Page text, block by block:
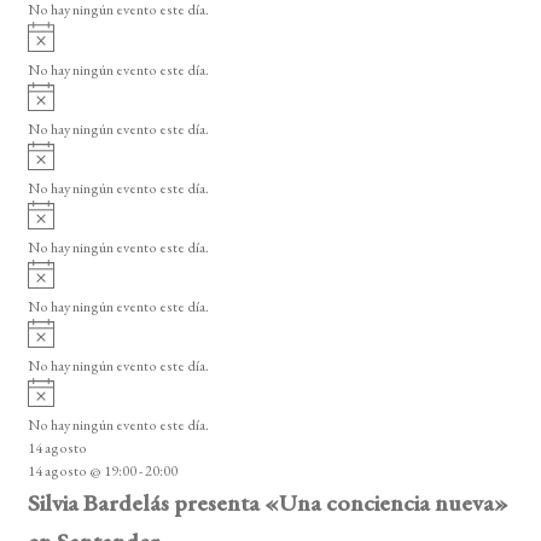
o
i
o
No hay ningún evento este día.
A
v
i
o
No hay ningún evento este día.
A
v
i
o
No hay ningún evento este día.
A
v
i
o
No hay ningún evento este día.
A
v
i
o
No hay ningún evento este día.
A
v
i
o
No hay ningún evento este día.
A
v
i
o
No hay ningún evento este día.
A
v
i
s
o
No hay ningún evento este día.
14 agosto
14 agosto @ 19:00-20:00
Silvia Bardelás presenta «Una conciencia nueva»